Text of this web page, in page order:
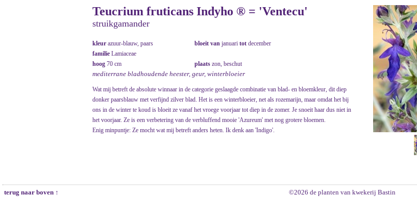
Teucrium fruticans Indyho ® = 'Ventecu'
struikgamander
kleur azuur-blauw, paars bloeit van januari tot december
familie Lamiaceae
hoog 70 cm plaats zon, beschut
mediterrane bladhoudende heester, geur, winterbloeier
Wat mij betreft de absolute winnaar in de categorie geslaagde combinatie van blad- en bloemkleur, dit diep
donker paarsblauw met verfijnd zilver blad. Het is een winterbloeier, net als rozemarijn, maar omdat het bij
ons in de winter te koud is bloeit ze vanaf het vroege voorjaar tot diep in de zomer. Je snoeit haar dus niet in
het voorjaar. Ze is een verbetering van de verbluffend mooie 'Azureum' met nog grotere bloemen.
Enig minpuntje: Ze mocht wat mij betreft anders heten. Ik denk aan 'Indigo'.
terug naar boven ↑ ©2026 de planten van kwekerij Bastin